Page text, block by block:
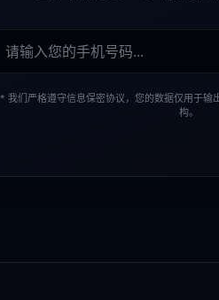
* 我们严格遵守信息保密协议，您的数据仅用于输
构。